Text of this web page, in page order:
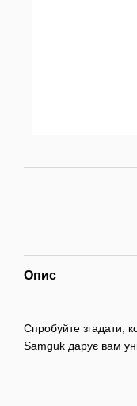
Опис
Спробуйте згадати,
Samguk дарує вам